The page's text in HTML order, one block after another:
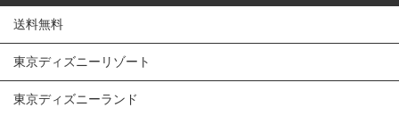
送料無料
東京ディズニーリゾート
東京ディズニーランド